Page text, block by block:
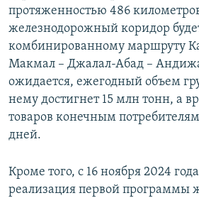
протяженностью 486
железнодорожный коридор
комбинированному маршруту
Макмал – Джалал-Абад –
ожидается, ежегодный объем
нему достигнет 15 млн тонн, а
товаров конечным
дней.
Кроме того, с 16 ноября 2024
реализация первой программы